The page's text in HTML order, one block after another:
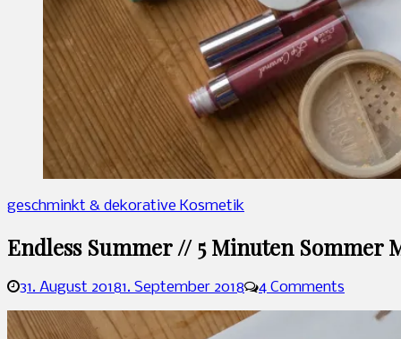
geschminkt & dekorative Kosmetik
Endless Summer // 5 Minuten Sommer
31. August 20181. September 2018
4 Comments